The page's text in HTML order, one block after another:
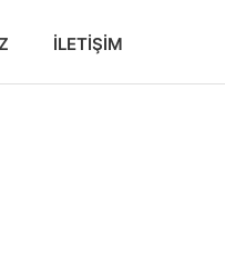
İLETIŞIM